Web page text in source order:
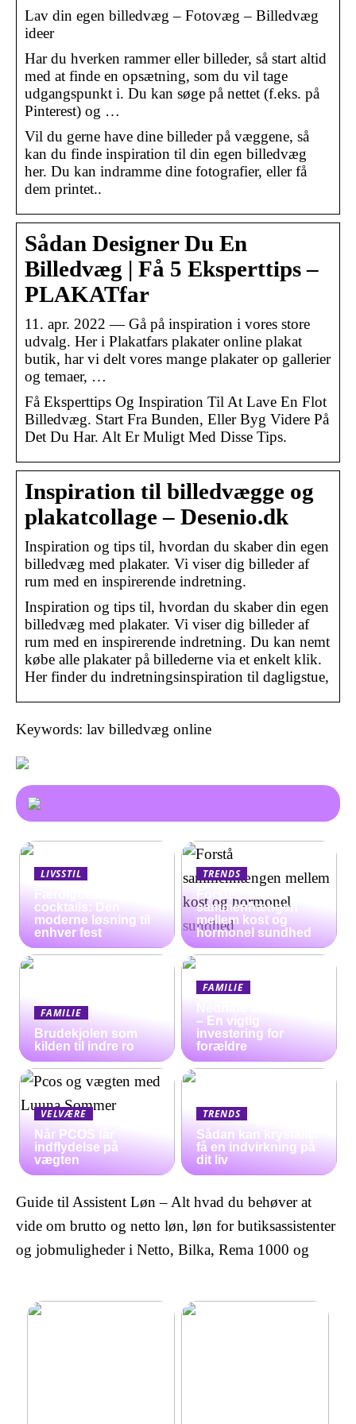
Lav din egen billedvæg – Fotovæg – Billedvæg
ideer
Har du hverken rammer eller billeder, så start altid
med at finde en opsætning, som du vil tage
udgangspunkt i. Du kan søge på nettet (f.eks. på
Pinterest) og …
Vil du gerne have dine billeder på væggene, så
kan du finde inspiration til din egen billedvæg
her. Du kan indramme dine fotografier, eller få
dem printet..
Sådan Designer Du En
Billedvæg | Få 5 Eksperttips –
PLAKATfar
11. apr. 2022 — Gå på inspiration i vores store
udvalg. Her i Plakatfars plakater online plakat
butik, har vi delt vores mange plakater op gallerier
og temaer, …
Få Eksperttips Og Inspiration Til At Lave En Flot
Billedvæg. Start Fra Bunden, Eller Byg Videre På
Det Du Har. Alt Er Muligt Med Disse Tips.
Inspiration til billedvægge og
plakatcollage – Desenio.dk
Inspiration og tips til, hvordan du skaber din egen
billedvæg med plakater. Vi viser dig billeder af
rum med en inspirerende indretning.
Inspiration og tips til, hvordan du skaber din egen
billedvæg med plakater. Vi viser dig billeder af
rum med en inspirerende indretning. Du kan nemt
købe alle plakater på billederne via et enkelt klik.
Her finder du indretningsinspiration til dagligstue,
Keywords: lav billedvæg online
LIVSSTIL
Færdigblandede
cocktails: Den
moderne løsning til
enhver fest
TRENDS
Forstå
sammenhængen
mellem kost og
hormonel sundhed
FAMILIE
Brudekjolen som
kilden til indre ro
FAMILIE
Neonate babyalarm
– En vigtig
investering for
forældre
VELVÆRE
Når PCOS får
indflydelse på
vægten
TRENDS
Sådan kan krystaller
få en indvirkning på
dit liv
Guide til Assistent Løn – Alt hvad du behøver at
vide om brutto og netto løn, løn for butiksassistenter
og jobmuligheder i Netto, Bilka, Rema 1000 og